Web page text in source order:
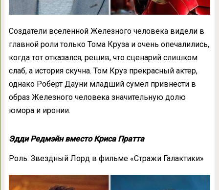
Создатели вселенной Железного человека видели в
главной роли только Тома Круза и очень опечалились,
когда тот отказался, решив, что сценарий слишком
слаб, а история скучна. Том Круз прекрасный актер,
однако Роберт Дауни младший сумел привнести в
образ Железного человека значительную долю
юмора и иронии.
Эдди Редмэйн вместо Криса Пратта
Роль: Звездный Лорд в фильме «Стражи Галактики»